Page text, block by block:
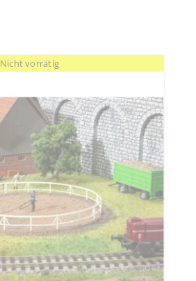
Nicht vorrätig